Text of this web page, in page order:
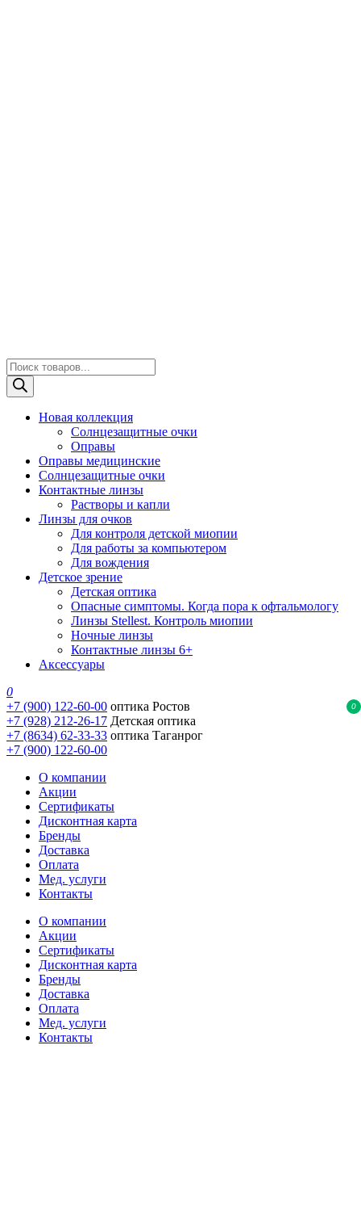
Поиск
товаров
Новая коллекция
Солнцезащитные очки
Оправы
Оправы медицинские
Солнцезащитные очки
Контактные линзы
Растворы и капли
Линзы для очков
Для контроля детской миопии
Для работы за компьютером
Для вождения
Детское зрение
Детская оптика
Опасные симптомы. Когда пора к офтальмологу
Линзы Stellest. Контроль миопии
Ночные линзы
Контактные линзы 6+
Аксессуары
0
0
+7 (900) 122-60-00 оптика Ростов
+7 (928) 212-26-17 Детская оптика
+7 (8634) 62-33-33 оптика Таганрог
+7 (900) 122-60-00
О компании
Акции
Сертификаты
Дисконтная карта
Бренды
Доставка
Оплата
Мед. услуги
Контакты
О компании
Акции
Сертификаты
Дисконтная карта
Бренды
Доставка
Оплата
Мед. услуги
Контакты